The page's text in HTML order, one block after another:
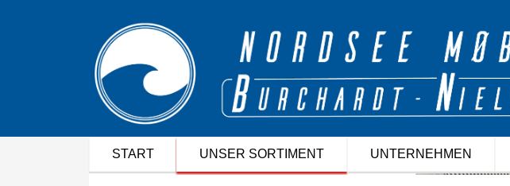
START UNSER SORTIMENT UNTERNEHMEN